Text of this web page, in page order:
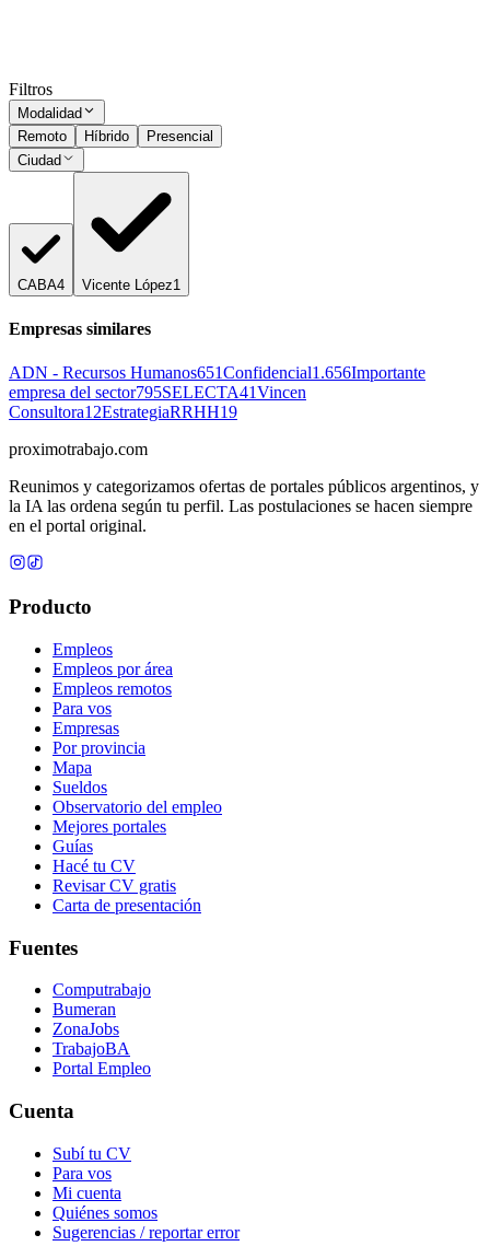
Filtros
Modalidad
Remoto
Híbrido
Presencial
Ciudad
CABA4 Vicente López1
Empresas similares
ADN - Recursos Humanos651Confidencial1.656Importante
empresa del sector795SELECTA41Vincen
Consultora12EstrategiaRRHH19
proximotrabajo.com
Reunimos y categorizamos ofertas de portales públicos argentinos, y
la IA las ordena según tu perfil. Las postulaciones se hacen siempre
en el portal original.
Producto
Empleos
Empleos por área
Empleos remotos
Para vos
Empresas
Por provincia
Mapa
Sueldos
Observatorio del empleo
Mejores portales
Guías
Hacé tu CV
Revisar CV gratis
Carta de presentación
Fuentes
Computrabajo
Bumeran
ZonaJobs
TrabajoBA
Portal Empleo
Cuenta
Subí tu CV
Para vos
Mi cuenta
Quiénes somos
Sugerencias / reportar error